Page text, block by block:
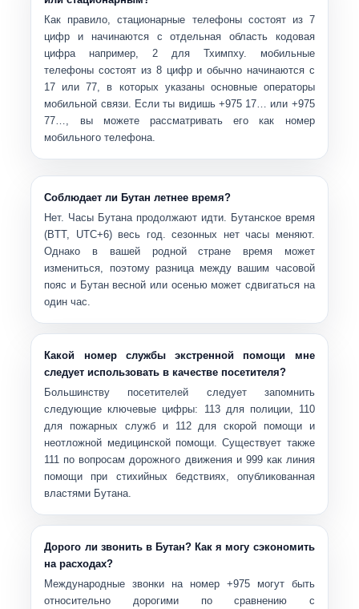
Как правило,стационарные телефонысостоят из 7
цифр и начинаются сотдельная область кодовая
цифранапример, 2 для Тхимпху. мобильные
телефоны состоят из 8 цифр и обычно начинаются с
17 или77, в которых указаны основные операторы
мобильной связи. Если ты видишь +975 17… или +975
77…, вы можете рассматривать его как номер
мобильного телефона.
Соблюдает ли Бутан летнее время?
Нет. Часы Бутана продолжают идти. Бутанское время
(BTT, UTC+6)весь год. сезонных нет часы меняют.
Однако в вашей родной стране время может
измениться, поэтому разница между вашим часовой
пояс и Бутанвесной или осенью может сдвигаться на
один час.
Какой номер службы экстренной помощи мне
следует использовать в качестве посетителя?
Большинству посетителей следует запомнить
следующие ключевые цифры: 113для полиции, 110
для пожарных служб и 112для скорой помощи и
неотложной медицинской помощи. Существует также
111 по вопросам дорожного движения и 999как линия
помощи при стихийных бедствиях, опубликованная
властями Бутана.
Дорого ли звонить в Бутан? Как я могу сэкономить
на расходах?
Международные звонки на номер +975 могут быть
относительно дорогими по сравнению с